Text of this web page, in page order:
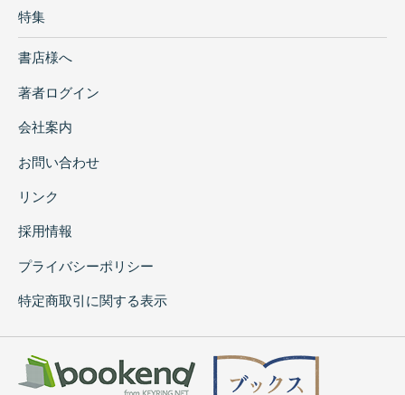
特集
書店様へ
著者ログイン
会社案内
お問い合わせ
リンク
採用情報
プライバシーポリシー
特定商取引に関する表示